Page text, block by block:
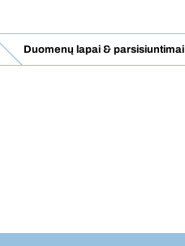
Duomenų lapai & parsisiuntimai